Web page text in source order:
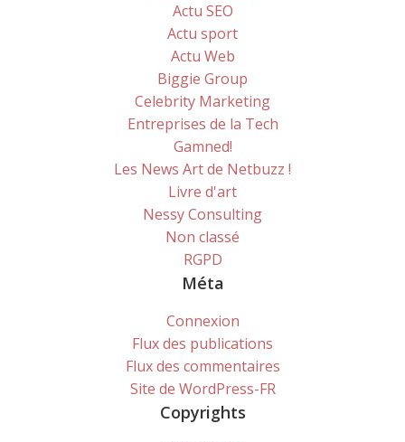
Actu SEO
Actu sport
Actu Web
Biggie Group
Celebrity Marketing
Entreprises de la Tech
Gamned!
Les News Art de Netbuzz !
Livre d'art
Nessy Consulting
Non classé
RGPD
Méta
Connexion
Flux des publications
Flux des commentaires
Site de WordPress-FR
Copyrights